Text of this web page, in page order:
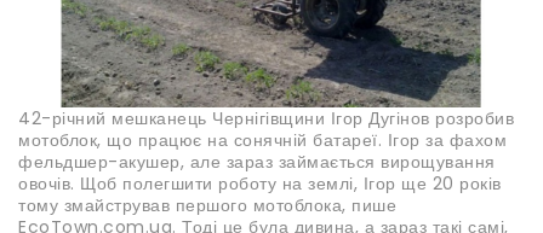
42-річний мешканець Чернігівщини Ігор Дугінов розробив
мотоблок, що працює на сонячній батареї. Ігор за фахом
фельдшер-акушер, але зараз займається вирощування
овочів. Щоб полегшити роботу на землі, Ігор ще 20 років
тому змайстрував першого мотоблока, пише
EcoTown.com.ua. Тоді це була дивина, а зараз такі самі,